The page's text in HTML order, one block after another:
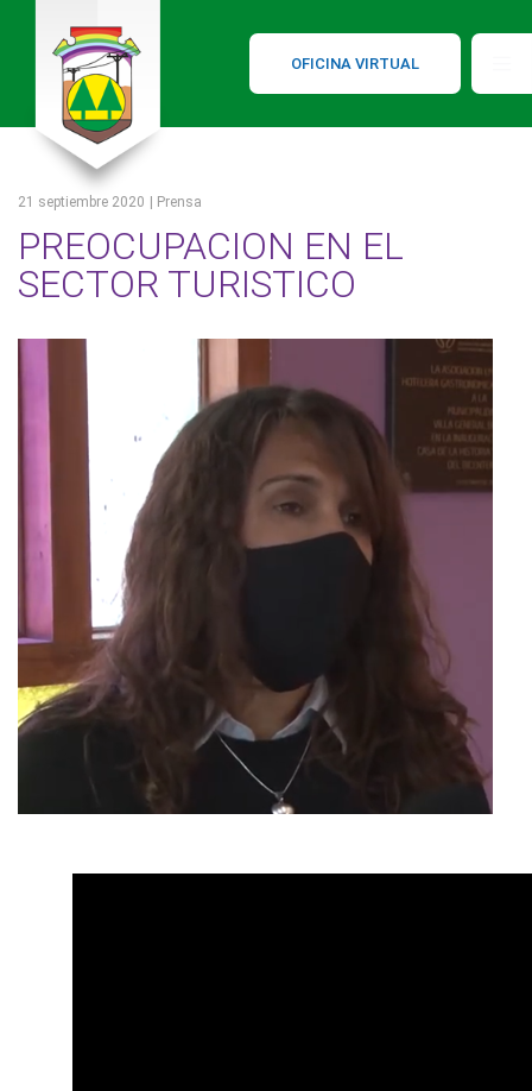
OFICINA VIRTUAL
21 septiembre 2020 | Prensa
PREOCUPACION EN EL
SECTOR TURISTICO